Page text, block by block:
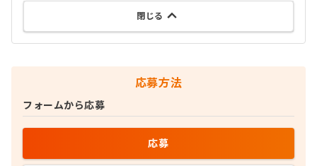
閉じる
応募方法
フォームから応募
応募